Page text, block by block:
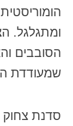
ומתגלגל.
הסובבים
שמעודדת
סדנת צחוק